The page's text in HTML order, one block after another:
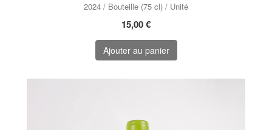
2024 / Bouteille (75 cl) / Unité
15,00 €
Ajouter au panier